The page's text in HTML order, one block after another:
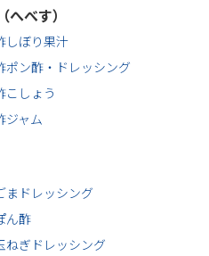
べす）
しぼり果汁
ポン酢・ドレッシング
こしょう
ジャム
まドレッシング
ん酢
ねぎドレッシング